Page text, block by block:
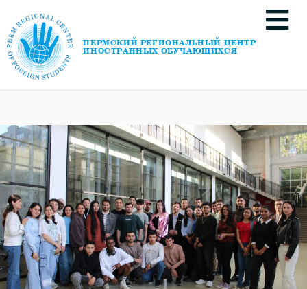
ПЕРМСКИЙ РЕГИОНАЛЬНЫЙ ЦЕНТР
ИНОСТРАННЫХ ОБУЧАЮЩИХСЯ